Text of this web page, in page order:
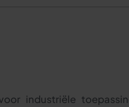
industriële